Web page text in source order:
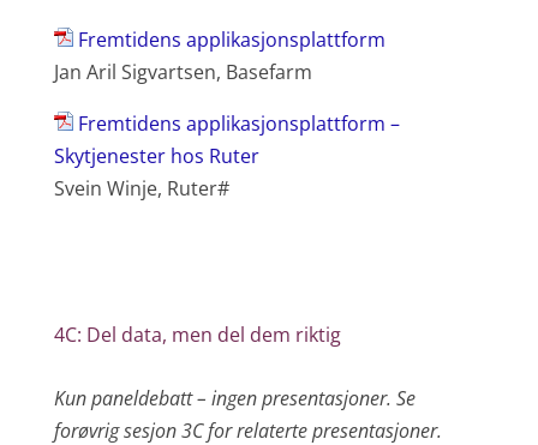
Fremtidens applikasjonsplattform
Jan Aril Sigvartsen, Basefarm
Fremtidens applikasjonsplattform –
Skytjenester hos Ruter
Svein Winje, Ruter#
4C: Del data, men del dem riktig
Kun paneldebatt – ingen presentasjoner. Se
forøvrig sesjon 3C for relaterte presentasjoner.